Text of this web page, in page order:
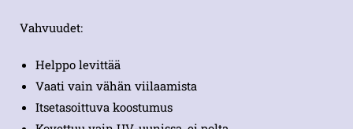
Vahvuudet:
Helppo levittää
Vaati vain vähän viilaamista
Itsetasoittuva koostumus